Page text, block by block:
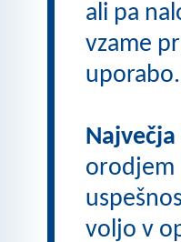
ali pa
vzame
uporabo.
orodjem
voljo v